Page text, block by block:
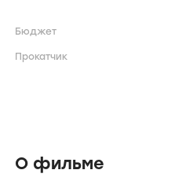
Бюджет
Прокатчик
О фильме